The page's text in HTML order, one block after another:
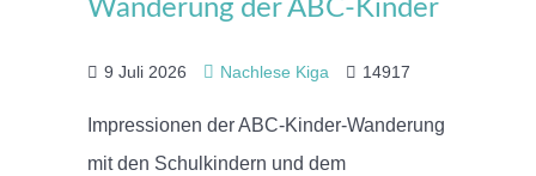
Wanderung der ABC-Kinder
9 Juli 2026 Nachlese Kiga 14917
Impressionen der ABC-Kinder-Wanderung
mit den Schulkindern und dem